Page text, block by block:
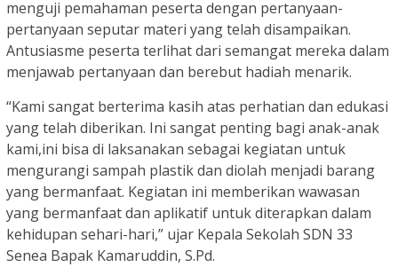
menguji pemahaman peserta dengan pertanyaan-
pertanyaan seputar materi yang telah disampaikan.
Antusiasme peserta terlihat dari semangat mereka dalam
menjawab pertanyaan dan berebut hadiah menarik.
“Kami sangat berterima kasih atas perhatian dan edukasi
yang telah diberikan. Ini sangat penting bagi anak-anak
kami,ini bisa di laksanakan sebagai kegiatan untuk
mengurangi sampah plastik dan diolah menjadi barang
yang bermanfaat. Kegiatan ini memberikan wawasan
yang bermanfaat dan aplikatif untuk diterapkan dalam
kehidupan sehari-hari,” ujar Kepala Sekolah SDN 33
Senea Bapak Kamaruddin, S.Pd.